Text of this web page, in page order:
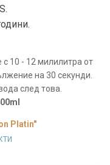
10 - 12 милилитра от
на 30 секунди.
след това.
Platin"